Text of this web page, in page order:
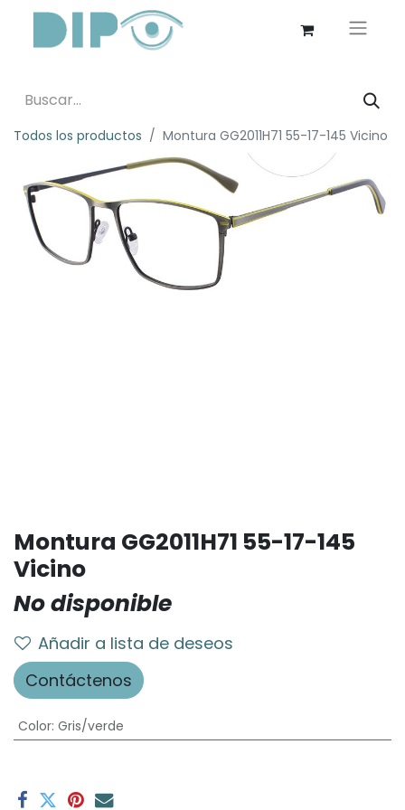
Todos los productos Montura GG2011H71 55-17-145 Vicino
Montura GG2011H71 55-17-145
Vicino
No disponible
Añadir a lista de deseos
Contáctenos
Color: Gris/verde